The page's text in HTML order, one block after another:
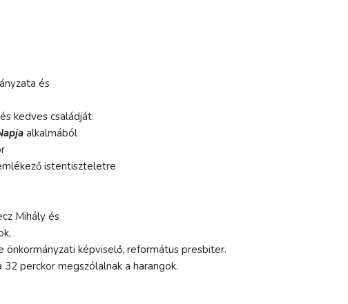
és
kedves családját
alkalmából
istentiszteletre
Mihály és
önkormányzati képviselő, református presbiter.
32 perckor megszólalnak a harangok.